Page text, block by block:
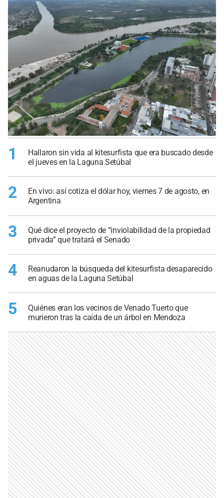
1
Hallaron sin vida al kitesurfista que era buscado desde
el jueves en la Laguna Setúbal
2
En vivo: así cotiza el dólar hoy, viernes 7 de agosto, en
Argentina
3
Qué dice el proyecto de “inviolabilidad de la propiedad
privada” que tratará el Senado
4
Reanudaron la búsqueda del kitesurfista desaparecido
en aguas de la Laguna Setúbal
5
Quiénes eran los vecinos de Venado Tuerto que
murieron tras la caída de un árbol en Mendoza